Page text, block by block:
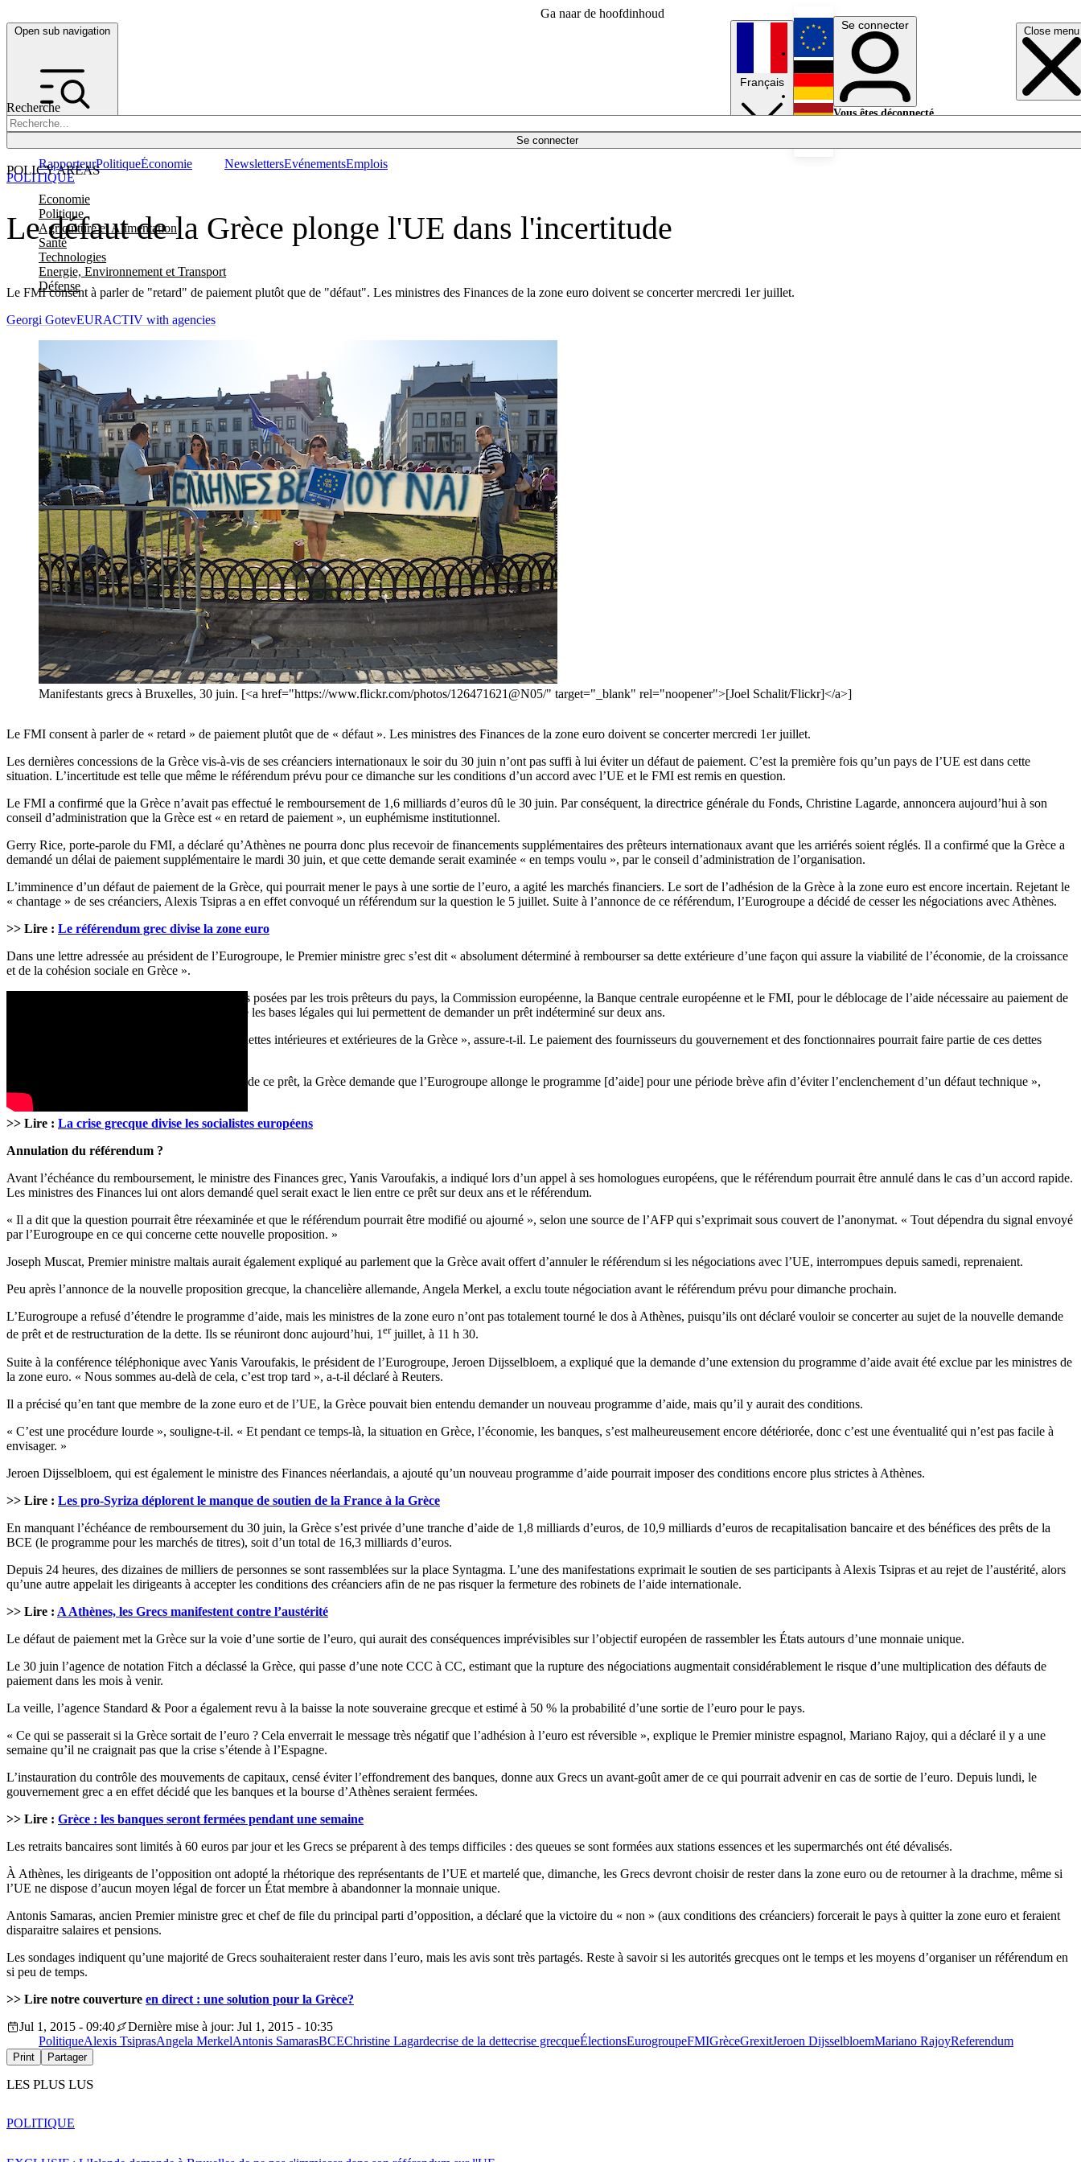
Ga naar de hoofdinhoud
Open sub navigation Close menu
Recherche
Se connecter
POLICY AREAS
Economie
Politique
Agriculture et Alimentation
Santé
Technologies
Energie, Environnement et Transport
Défense
RapporteurPolitiqueÉconomie NewslettersEvénementsEmplois
Français
English
Deutsch
Se connecter
Vous êtes déconnecté.
Le défaut de la Grèce plonge l'UE dans l'incertitude
Le FMI consent à parler de "retard" de paiement plutôt que de "défaut". Les ministres des Finances de la zone euro doivent se concerter mercredi 1er juillet.
POLITIQUE
Georgi GotevEURACTIV with agencies
Manifestants grecs à Bruxelles, 30 juin. [<a href="https://www.flickr.com/photos/126471621@N05/" target="_blank" rel="noopener">[Joel Schalit/Flickr]</a>]
Le FMI consent à parler de « retard » de paiement plutôt que de « défaut ». Les ministres des Finances de la zone euro doivent se concerter mercredi 1er juillet.
Les dernières concessions de la Grèce vis-à-vis de ses créanciers internationaux le soir du 30 juin n’ont pas suffi à lui éviter un défaut de paiement. C’est la première fois qu’un pays de l’UE est dans cette
situation. L’incertitude est telle que même le référendum prévu pour ce dimanche sur les conditions d’un accord avec l’UE et le FMI est remis en question.
Le FMI a confirmé que la Grèce n’avait pas effectué le remboursement de 1,6 milliards d’euros dû le 30 juin. Par conséquent, la directrice générale du Fonds, Christine Lagarde, annoncera aujourd’hui à son
conseil d’administration que la Grèce est « en retard de paiement », un euphémisme institutionnel.
Gerry Rice, porte-parole du FMI, a déclaré qu’Athènes ne pourra donc plus recevoir de financements supplémentaires des prêteurs internationaux avant que les arriérés soient réglés. Il a confirmé que la Grèce a
demandé un délai de paiement supplémentaire le mardi 30 juin, et que cette demande serait examinée « en temps voulu », par le conseil d’administration de l’organisation.
L’imminence d’un défaut de paiement de la Grèce, qui pourrait mener le pays à une sortie de l’euro, a agité les marchés financiers. Le sort de l’adhésion de la Grèce à la zone euro est encore incertain. Rejetant le
« chantage » de ses créanciers, Alexis Tsipras a en effet convoqué un référendum sur la question le 5 juillet. Suite à l’annonce de ce référendum, l’Eurogroupe a décidé de cesser les négociations avec Athènes.
>> Lire : Le référendum grec divise la zone euro
Dans une lettre adressée au président de l’Eurogroupe, le Premier ministre grec s’est dit « absolument déterminé à rembourser sa dette extérieure d’une façon qui assure la viabilité de l’économie, de la croissance
et de la cohésion sociale en Grèce ».
La lettre n’aborde pas la question des conditions posées par les trois prêteurs du pays, la Commission européenne, la Banque centrale européenne et le FMI, pour le déblocage de l’aide nécessaire au paiement de
la dette grecque. Alexis Tsipras y cite par contre les bases légales qui lui permettent de demander un prêt indéterminé sur deux ans.
« Ce prêt servira uniquement à rembourser les dettes intérieures et extérieures de la Grèce », assure-t-il. Le paiement des fournisseurs du gouvernement et des fonctionnaires pourrait faire partie de ces dettes
« Jusqu’à la confirmation et l’entrée en vigueur de ce prêt, la Grèce demande que l’Eurogroupe allonge le programme [d’aide] pour une période brève afin d’éviter l’enclenchement d’un défaut technique »,
continue le Premier ministre.
>> Lire : La crise grecque divise les socialistes européens
Annulation du référendum ?
Avant l’échéance du remboursement, le ministre des Finances grec, Yanis Varoufakis, a indiqué lors d’un appel à ses homologues européens, que le référendum pourrait être annulé dans le cas d’un accord rapide.
Les ministres des Finances lui ont alors demandé quel serait exact le lien entre ce prêt sur deux ans et le référendum.
« Il a dit que la question pourrait être réexaminée et que le référendum pourrait être modifié ou ajourné », selon une source de l’AFP qui s’exprimait sous couvert de l’anonymat. « Tout dépendra du signal envoyé
par l’Eurogroupe en ce qui concerne cette nouvelle proposition. »
Joseph Muscat, Premier ministre maltais aurait également expliqué au parlement que la Grèce avait offert d’annuler le référendum si les négociations avec l’UE, interrompues depuis samedi, reprenaient.
Peu après l’annonce de la nouvelle proposition grecque, la chancelière allemande, Angela Merkel, a exclu toute négociation avant le référendum prévu pour dimanche prochain.
L’Eurogroupe a refusé d’étendre le programme d’aide, mais les ministres de la zone euro n’ont pas totalement tourné le dos à Athènes, puisqu’ils ont déclaré vouloir se concerter au sujet de la nouvelle demande
de prêt et de restructuration de la dette. Ils se réuniront donc aujourd’hui, 1erjuillet, à 11 h 30.
Suite à la conférence téléphonique avec Yanis Varoufakis, le président de l’Eurogroupe, Jeroen Dijsselbloem, a expliqué que la demande d’une extension du programme d’aide avait été exclue par les ministres de
la zone euro. « Nous sommes au-delà de cela, c’est trop tard », a-t-il déclaré à Reuters.
Il a précisé qu’en tant que membre de la zone euro et de l’UE, la Grèce pouvait bien entendu demander un nouveau programme d’aide, mais qu’il y aurait des conditions.
« C’est une procédure lourde », souligne-t-il. « Et pendant ce temps-là, la situation en Grèce, l’économie, les banques, s’est malheureusement encore détériorée, donc c’est une éventualité qui n’est pas facile à
envisager. »
Jeroen Dijsselbloem, qui est également le ministre des Finances néerlandais, a ajouté qu’un nouveau programme d’aide pourrait imposer des conditions encore plus strictes à Athènes.
>> Lire : Les pro-Syriza déplorent le manque de soutien de la France à la Grèce
En manquant l’échéance de remboursement du 30 juin, la Grèce s’est privée d’une tranche d’aide de 1,8 milliards d’euros, de 10,9 milliards d’euros de recapitalisation bancaire et des bénéfices des prêts de la
BCE (le programme pour les marchés de titres), soit d’un total de 16,3 milliards d’euros.
Depuis 24 heures, des dizaines de milliers de personnes se sont rassemblées sur la place Syntagma. L’une des manifestations exprimait le soutien de ses participants à Alexis Tsipras et au rejet de l’austérité, alors
qu’une autre appelait les dirigeants à accepter les conditions des créanciers afin de ne pas risquer la fermeture des robinets de l’aide internationale.
>> Lire : A Athènes, les Grecs manifestent contre l’austérité
Le défaut de paiement met la Grèce sur la voie d’une sortie de l’euro, qui aurait des conséquences imprévisibles sur l’objectif européen de rassembler les États autours d’une monnaie unique.
Le 30 juin l’agence de notation Fitch a déclassé la Grèce, qui passe d’une note CCC à CC, estimant que la rupture des négociations augmentait considérablement le risque d’une multiplication des défauts de
paiement dans les mois à venir.
La veille, l’agence Standard & Poor a également revu à la baisse la note souveraine grecque et estimé à 50 % la probabilité d’une sortie de l’euro pour le pays.
« Ce qui se passerait si la Grèce sortait de l’euro ? Cela enverrait le message très négatif que l’adhésion à l’euro est réversible », explique le Premier ministre espagnol, Mariano Rajoy, qui a déclaré il y a une
semaine qu’il ne craignait pas que la crise s’étende à l’Espagne.
L’instauration du contrôle des mouvements de capitaux, censé éviter l’effondrement des banques, donne aux Grecs un avant-goût amer de ce qui pourrait advenir en cas de sortie de l’euro. Depuis lundi, le
gouvernement grec a en effet décidé que les banques et la bourse d’Athènes seraient fermées.
>> Lire : Grèce : les banques seront fermées pendant une semaine
Les retraits bancaires sont limités à 60 euros par jour et les Grecs se préparent à des temps difficiles : des queues se sont formées aux stations essences et les supermarchés ont été dévalisés.
À Athènes, les dirigeants de l’opposition ont adopté la rhétorique des représentants de l’UE et martelé que, dimanche, les Grecs devront choisir de rester dans la zone euro ou de retourner à la drachme, même si
l’UE ne dispose d’aucun moyen légal de forcer un État membre à abandonner la monnaie unique.
Antonis Samaras, ancien Premier ministre grec et chef de file du principal parti d’opposition, a déclaré que la victoire du « non » (aux conditions des créanciers) forcerait le pays à quitter la zone euro et feraient
disparaitre salaires et pensions.
Les sondages indiquent qu’une majorité de Grecs souhaiteraient rester dans l’euro, mais les avis sont très partagés. Reste à savoir si les autorités grecques ont le temps et les moyens d’organiser un référendum en
si peu de temps.
>> Lire notre couverture en direct : une solution pour la Grèce?
Jul 1, 2015 - 09:40
Dernière mise à jour: Jul 1, 2015 - 10:35
PolitiqueAlexis TsiprasAngela MerkelAntonis SamarasBCEChristine Lagardecrise de la dettecrise grecqueÉlectionsEurogroupeFMIGrèceGrexitJeroen DijsselbloemMariano RajoyReferendum
Print Partager
LES PLUS LUS
POLITIQUE